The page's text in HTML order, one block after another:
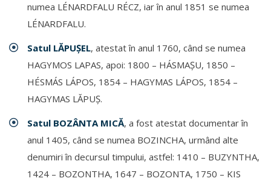
numea LÉNARDFALU RÉCZ, iar în anul 1851 se numea
LÉNARDFALU.
Satul LĂPUŞEL, atestat în anul 1760, când se numea
HAGYMOS LAPAS, apoi: 1800 – HÁSMAŞU, 1850 –
HÉSMÁS LÁPOS, 1854 – HAGYMAS LÁPOS, 1854 –
HAGYMAS LĂPUŞ.
Satul BOZÂNTA MICĂ, a fost atestat documentar în
anul 1405, când se numea BOZINCHA, urmând alte
denumiri în decursul timpului, astfel: 1410 – BUZYNTHA,
1424 – BOZONTHA, 1647 – BOZONTA, 1750 – KIS